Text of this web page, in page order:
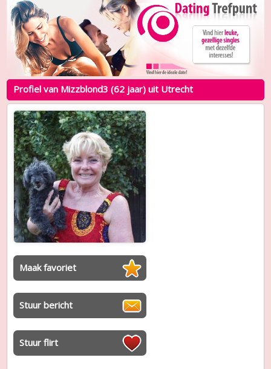
Profiel van Mizzblond3 (62 jaar) uit Utrecht
Maak favoriet
Stuur bericht
Stuur flirt